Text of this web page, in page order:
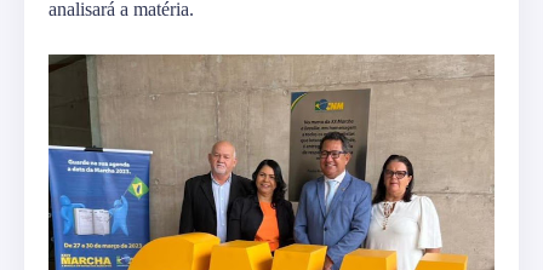
analisará a matéria.